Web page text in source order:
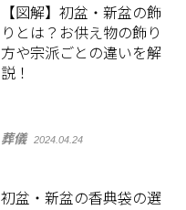
【図解】初盆・新盆の飾
りとは？お供え物の飾り
方や宗派ごとの違いを解
説！
葬儀 2024.04.24
初盆・新盆の香典袋の選